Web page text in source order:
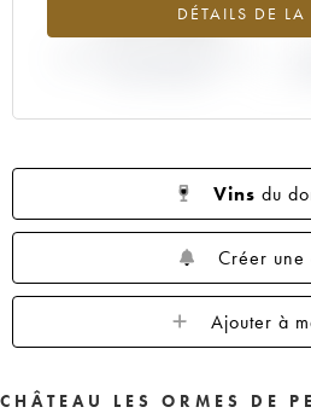
DÉTAILS DE LA
+131.25%
Vins du
Créer une
Ajouter à
CHÂTEAU LES ORMES DE